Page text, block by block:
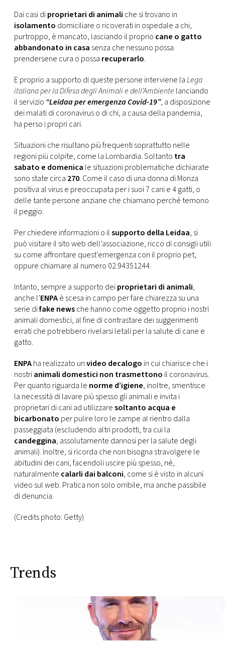
Dai casi diproprietari di animali che si trovano in
isolamento domiciliare o ricoverati in ospedale a chi,
purtroppo, è mancato, lasciando il proprio cane o gatto
abbandonato in casa senza che nessuno possa
prendersene cura o possa recuperarlo.
E proprio a supporto di queste persone interviene laLega
italiana per la Difesa degli Animali e dell’Ambiente lanciando
il servizio “Leidaa per emergenza Covid-19”, a disposizione
dei malati di coronavirus o di chi, a causa della pandemia,
ha perso i propri cari.
Situazioni che risultano più frequenti soprattutto nelle
regioni più colpite, come la Lombardia. Soltanto tra
sabato e domenica le situazioni problematiche dichiarate
sono state circa 270. Come il caso di una donna di Monza
positiva al virus e preoccupata per i suoi 7 cani e 4 gatti, o
delle tante persone anziane che chiamano perché temono
il peggio.
Per chiedere informazioni o ilsupporto della Leidaa, si
può visitare il sito web dell’associazione, ricco di consigli utili
su come affrontare quest’emergenza con il proprio pet,
oppure chiamare al numero 02.94351244.
Intanto, sempre a supporto deiproprietari di animali,
anche l’ENPAè scesa in campo per fare chiarezza su una
serie difake newsche hanno come oggetto proprio i nostri
animali domestici, al fine di contrastare dei suggerimenti
errati che potrebbero rivelarsi letali per la salute di cane e
gatto.
ENPAha realizzato unvideo decalogo in cui chiarisce che i
nostrianimali domestici non trasmettono il coronavirus.
Per quanto riguarda le norme d’igiene, inoltre, smentisce
la necessità di lavare più spesso gli animali e invita i
proprietari di cani ad utilizzaresoltanto acqua e
bicarbonato per pulire loro le zampe al rientro dalla
passeggiata (escludendo altri prodotti, tra cui la
candeggina, assolutamente dannosi per la salute degli
animali). Inoltre, si ricorda che non bisogna stravolgere le
abitudini dei cani, facendoli uscire più spesso, né,
naturalmente calarli dai balconi, come si è visto in alcuni
video sul web. Pratica non solo orribile, ma anche passibile
di denuncia.
(Credits photo: Getty)
Trends